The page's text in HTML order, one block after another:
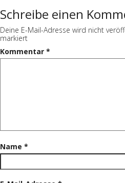
Schreibe einen
Deine E-Mail-Adresse wird nicht
markiert
Kommentar*
Name*